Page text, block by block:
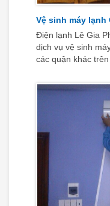
Vệ sinh máy lạnh
Điện lạnh Lê Gia
dịch vụ vệ sinh
các quận khác